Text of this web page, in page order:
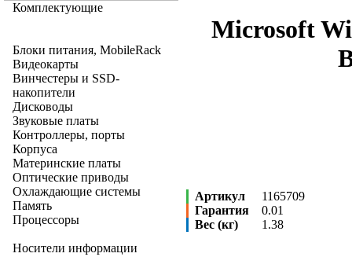
Комплектующие
Блоки питания, MobileRack
Видеокарты
Винчестеры и SSD-
накопители
Дисководы
Звуковые платы
Контроллеры, порты
Корпуса
Материнские платы
Оптические приводы
Охлаждающие системы
Память
Процессоры
Носители информации
Microsoft
Артикул
1165709
Гарантия
0.01
Вес (кг)
1.38